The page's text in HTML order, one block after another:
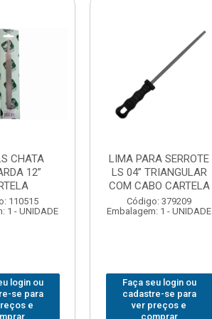
CHATA
12”
110515
1 - UNIDADE
login ou
se para
e
LIMA PARA SERROTE
LS 04” TRIANGULAR
COM CABO CARTELA
Código: 379209
Embalagem: 1 - UNIDADE
Faça seu login ou
cadastre-se para
ver preços e
comprar